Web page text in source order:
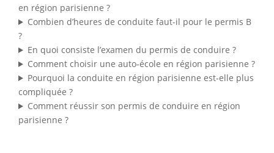
en région parisienne ?
Combien d’heures de conduite faut-il pour le permis B
?
En quoi consiste l’examen du permis de conduire ?
Comment choisir une auto-école en région parisienne ?
Pourquoi la conduite en région parisienne est-elle plus
compliquée ?
Comment réussir son permis de conduire en région
parisienne ?